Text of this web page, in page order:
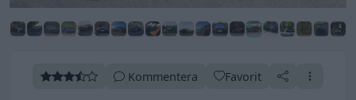
Kommentera Favorit